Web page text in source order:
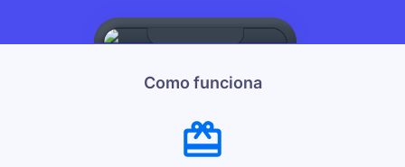
Como funciona